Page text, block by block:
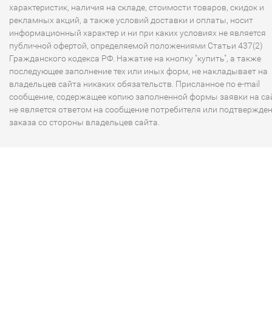
характеристик, наличия на складе, стоимости товаров, скидок и
рекламных акций, а также условий доставки и оплаты, носит
информационный характер и ни при каких условиях не является
публичной офертой, определяемой положениями Статьи 437(2)
Гражданского кодекса РФ. Нажатие на кнопку "купить", а также
последующее заполнение тех или иных форм, не накладывает на
владельцев сайта никаких обязательств. Присланное по e-mail
сообщение, содержащее копию заполненной формы заявки на
не является ответом на сообщение потребителя или
заказа со стороны владельцев сайта.